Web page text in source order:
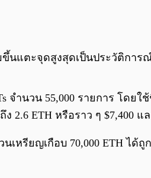
ขึ้นแตะจุดสูงสุดเป็นประวัติการณ์
จำนวน 55,000 รายการ โ
ETH หรือราว ๆ $7,400 แล
เหรียญเกือบ 70,000 ETH ไ